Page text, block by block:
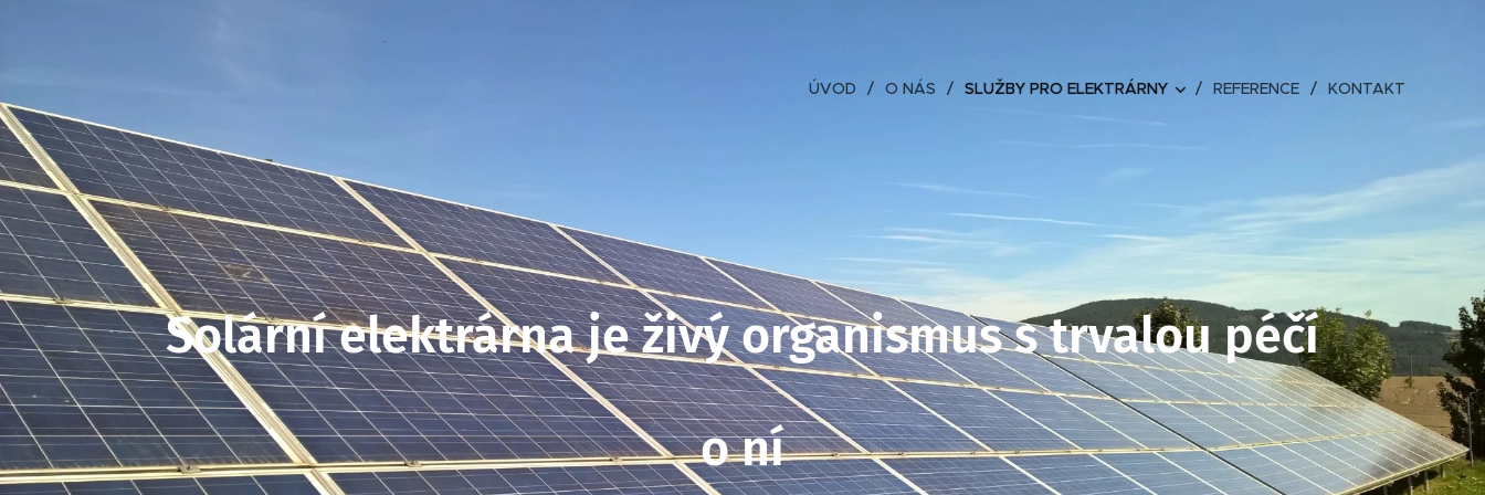
ÚVOD O NÁS SLUŽBY PRO ELEKTRÁRNY REFERENCE KONTAKT
Solární elektrárna je živý organismus s trvalou péčí
o ní